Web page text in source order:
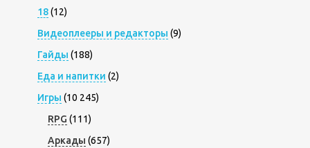
18(12)
Видеоплееры и редакторы (9)
Гайды (188)
Еда и напитки (2)
Игры (10 245)
RPG (111)
Аркады (657)